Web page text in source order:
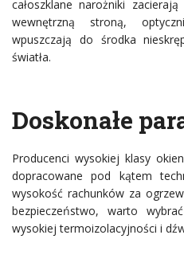
całoszklane narożniki
wewnętrzną stroną,
wpuszczają do środka
światła.
Doskonałe
Producenci wysokiej klasy
dopracowane pod kątem
wysokość rachunków za
bezpieczeństwo, warto
wysokiej termoizolacyjności i